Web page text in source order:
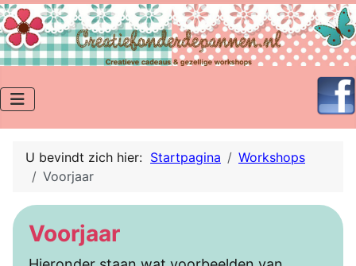
U bevindt zich hier: Startpagina
Workshops
Voorjaar
Voorjaar